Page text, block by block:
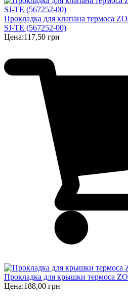
Прокладка для клапана термоса
SJ-TE (567252-00)
Цена:117,50 грн
Прокладка для крышки термоса
Цена:188,00 грн